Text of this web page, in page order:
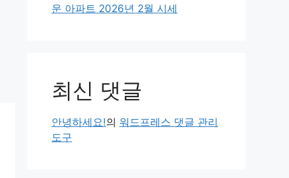
운 아파트 2026년 2월 시세
최신 댓글
안녕하세요!의 워드프레스 댓글 관리
도구